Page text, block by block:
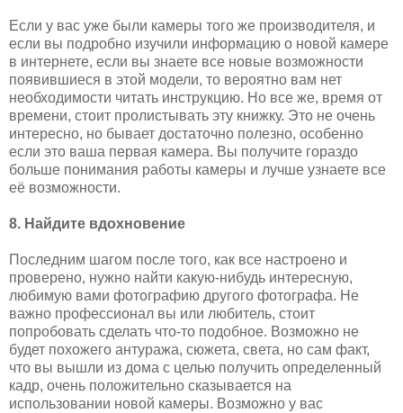
Если у вас уже были камеры того же производителя, и
если вы подробно изучили информацию о новой камере
в интернете, если вы знаете все новые возможности
появившиеся в этой модели, то вероятно вам нет
необходимости читать инструкцию. Но все же, время от
времени, стоит пролистывать эту книжку. Это не очень
интересно, но бывает достаточно полезно, особенно
если это ваша первая камера. Вы получите гораздо
больше понимания работы камеры и лучше узнаете все
её возможности.
8. Найдите вдохновение
Последним шагом после того, как все настроено и
проверено, нужно найти какую-нибудь интересную,
любимую вами фотографию другого фотографа. Не
важно профессионал вы или любитель, стоит
попробовать сделать что-то подобное. Возможно не
будет похожего антуража, сюжета, света, но сам факт,
что вы вышли из дома с целью получить определенный
кадр, очень положительно сказывается на
использовании новой камеры. Возможно у вас